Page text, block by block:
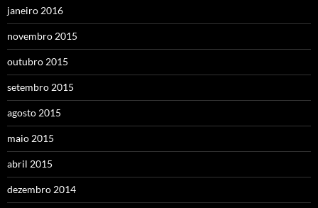
janeiro 2016
novembro 2015
outubro 2015
setembro 2015
agosto 2015
maio 2015
abril 2015
dezembro 2014